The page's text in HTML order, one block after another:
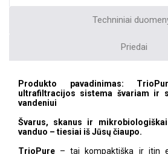
Techniniai
Priedai
Produkto pavadinimas:
ultrafiltracijos sistema švariam ir
vandeniui
Švarus, skanus ir
vanduo – tiesiai iš Jūsų čiaupo.
TrioPure – tai kompaktiška ir itin